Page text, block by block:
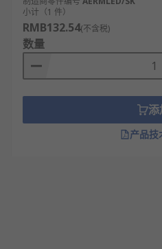
小计（1 件）
RMB132.54(不含税)
数量
添
产品技